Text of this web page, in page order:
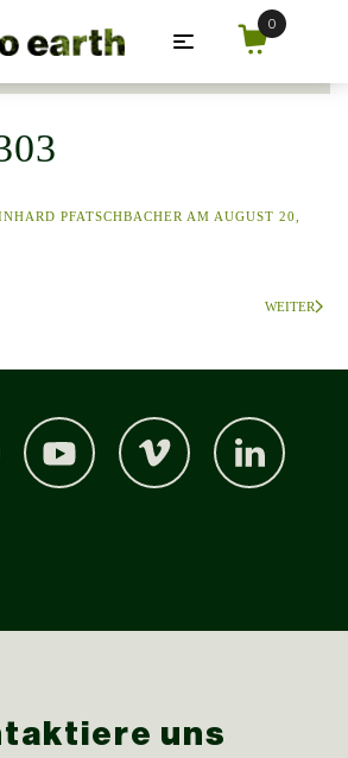
springen
PFATSCHBACHER AM AUGUST 20,
WEITER
uns